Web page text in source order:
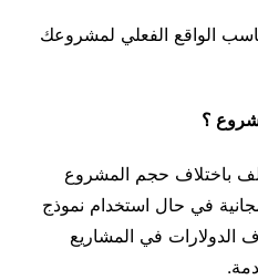
الواقع الفعلي لمشروعك
؟
باختلاف حجم المشروع
في حال استخدام نموذج
الدولارات في المشاريع